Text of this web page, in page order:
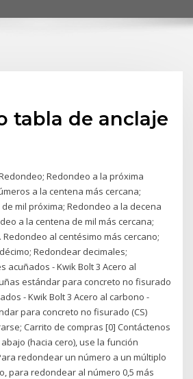
tabla de anclaje
Redondeo a la próxima
a la centena más cercana;
mil próxima; Redondeo a la decena
a la centena de mil más cercana;
al centésimo más cercano;
Redondear decimales;
acuñados - Kwik Bolt 3 Acero al
estándar para concreto no fisurado
- Kwik Bolt 3 Acero al carbono -
para concreto no fisurado (CS)
Carrito de compras [0] Contáctenos
(hacia cero), use la función
Para redondear un número a un múltiplo
para redondear al número 0,5 más